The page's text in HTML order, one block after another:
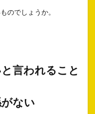
のでしょうか。
言われること
ない